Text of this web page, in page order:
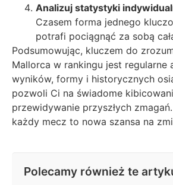
Analizuj statystyki
Czasem forma jednego
potrafi pociągnąć za sobą
Podsumowując, kluczem do
Mallorca w rankingu jest regularne
wyników, formy i historycznych
pozwoli Ci na świadome
przewidywanie przyszłych
każdy mecz to nowa szansa na
Polecamy również te